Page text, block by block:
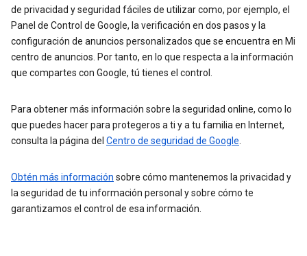
de privacidad y seguridad fáciles de utilizar como, por ejemplo, el
Panel de Control de Google, la verificación en dos pasos y la
configuración de anuncios personalizados que se encuentra en Mi
centro de anuncios. Por tanto, en lo que respecta a la información
que compartes con Google, tú tienes el control.
Para obtener más información sobre la seguridad online, como lo
que puedes hacer para protegeros a ti y a tu familia en Internet,
consulta la página del Centro de seguridad de Google
Obtén más información sobre cómo mantenemos la privacidad y
la seguridad de tu información personal y sobre cómo te
garantizamos el control de esa información.